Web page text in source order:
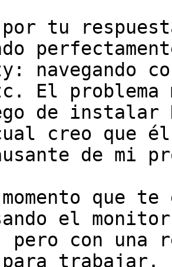
por tu
navegando
El problema
de instalar
creo que él
de mi
que
el monitor
pero con una
para trabajar.